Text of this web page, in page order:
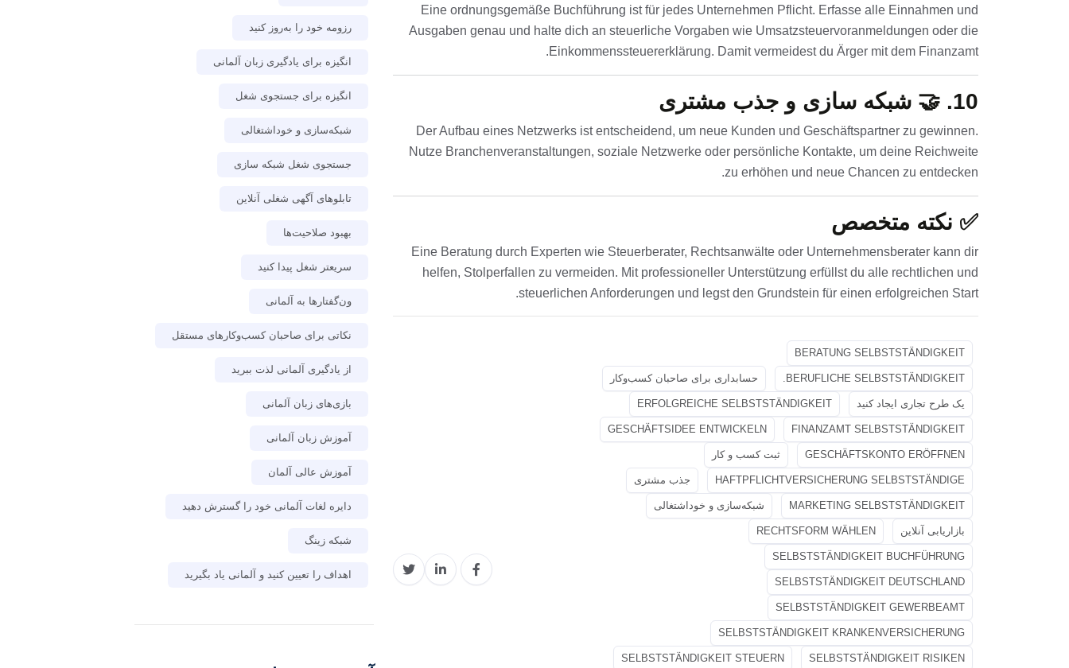
Eine ordnungsgemäße Buchführung ist für jedes Unternehmen Pflicht. Erfasse alle Einnahmen und
Ausgaben genau und halte dich an steuerliche Vorgaben wie Umsatzsteuervoranmeldungen oder die
Einkommenssteuererklärung. Damit vermeidest du Ärger mit dem Finanzamt.
10. 🤝 شبکه سازی و جذب مشتری
Der Aufbau eines Netzwerks ist entscheidend, um neue Kunden und Geschäftspartner zu gewinnen.
Nutze Branchenveranstaltungen, soziale Netzwerke oder persönliche Kontakte, um deine Reichweite
zu erhöhen und neue Chancen zu entdecken.
✅ نکته متخصص
Eine Beratung durch Experten wie Steuerberater, Rechtsanwälte oder Unternehmensberater kann dir
helfen, Stolperfallen zu vermeiden. Mit professioneller Unterstützung erfüllst du alle rechtlichen und
steuerlichen Anforderungen und legst den Grundstein für einen erfolgreichen Start.
BERATUNG SELBSTSTÄNDIGKEIT
BERUFLICHE SELBSTSTÄNDIGKEIT. حسابداری برای صاحبان کسب‌وکار
یک طرح تجاری ایجاد کنید ERFOLGREICHE SELBSTSTÄNDIGKEIT
FINANZAMT SELBSTSTÄNDIGKEIT
GESCHÄFTSIDEE ENTWICKELN
GESCHÄFTSKONTO ERÖFFNEN ثبت کسب و کار
HAFTPFLICHTVERSICHERUNG SELBSTSTÄNDIGE جذب مشتری
MARKETING SELBSTSTÄNDIGKEIT شبکه‌سازی و خوداشتغالی
بازاریابی آنلاین RECHTSFORM WÄHLEN
SELBSTSTÄNDIGKEIT BUCHFÜHRUNG
SELBSTSTÄNDIGKEIT DEUTSCHLAND
SELBSTSTÄNDIGKEIT GEWERBEAMT
SELBSTSTÄNDIGKEIT KRANKENVERSICHERUNG
SELBSTSTÄNDIGKEIT RISIKEN
SELBSTSTÄNDIGKEIT STEUERN
رزومه خود را به‌روز کنید
انگیزه برای یادگیری زبان آلمانی
انگیزه برای جستجوی شغل
شبکه‌سازی و خوداشتغالی
جستجوی شغل شبکه سازی
تابلوهای آگهی شغلی آنلاین
بهبود صلاحیت‌ها
سریعتر شغل پیدا کنید
ون‌گفتارها به آلمانی
نکاتی برای صاحبان کسب‌وکارهای مستقل
از یادگیری آلمانی لذت ببرید
بازی‌های زبان آلمانی
آموزش زبان آلمانی
آموزش عالی آلمان
دایره لغات آلمانی خود را گسترش دهید
شبکه زینگ
اهداف را تعیین کنید و آلمانی یاد بگیرید